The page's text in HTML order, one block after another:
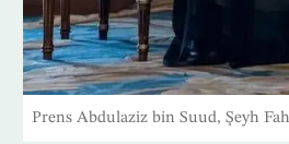
Prens Abdulaziz bin Suud, Şeyh